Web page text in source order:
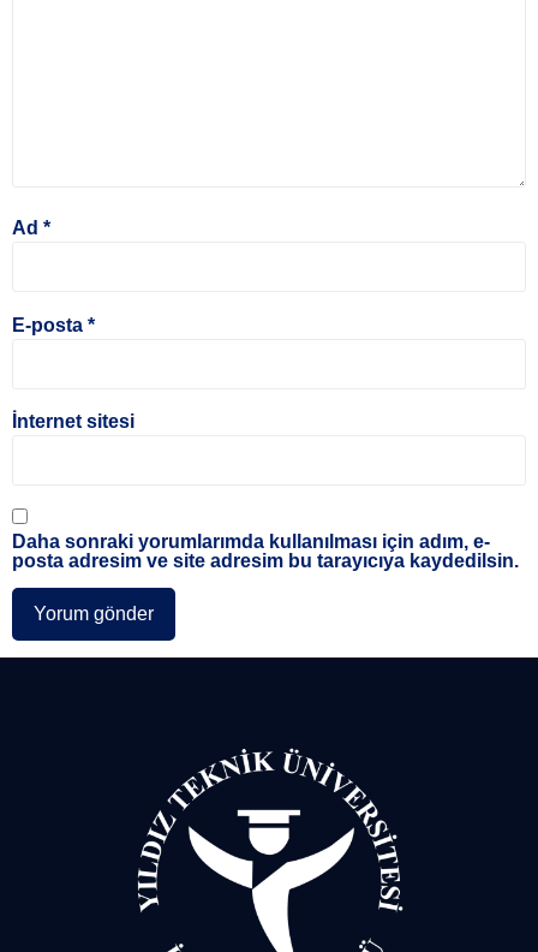
Ad *
E-posta *
İnternet sitesi
Daha sonraki yorumlarımda kullanılması için adım, e-
posta adresim ve site adresim bu tarayıcıya kaydedilsin.